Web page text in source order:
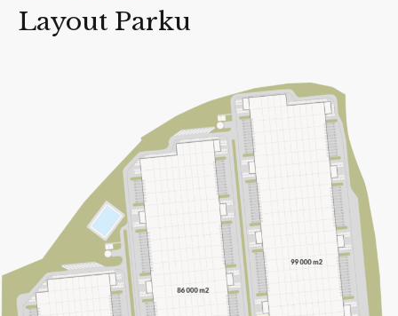
Layout Parku